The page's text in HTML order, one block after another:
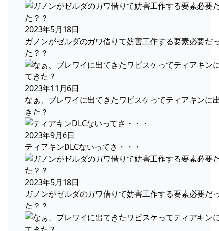
2023年5月18日
ガノンがゼルダのガワ借りて妨害工作する要素必要だ
た？？
2023年11月6日
なぁ、ブレワイに出てきたワビスケってティアキンに
きた？
2023年9月6日
ティアキンDLCないってさ・・・
2023年5月18日
ガノンがゼルダのガワ借りて妨害工作する要素必要だ
た？？